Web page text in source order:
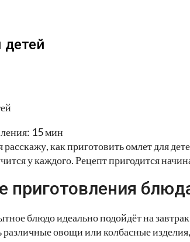
15 мин
расскажу, как приготовить омлет для
у каждого. Рецепт пригодится
приготовления
блюдо идеально подойдёт на
овощи или колбасные